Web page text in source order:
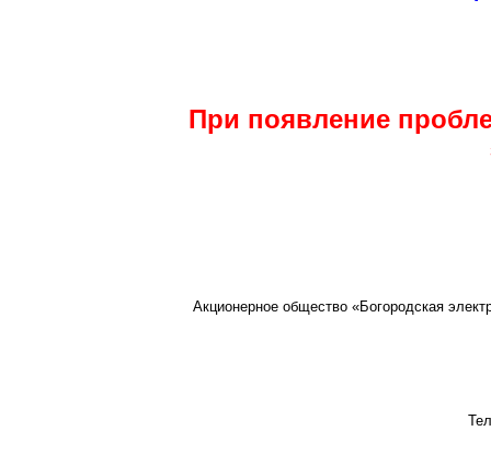
При появление
Акционерное общество «Богородская